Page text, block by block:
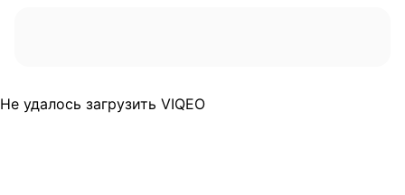
Не удалось загрузить VIQEO